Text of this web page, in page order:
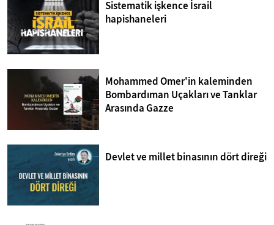
Sistematik işkence İsrail
hapishaneleri
Mohammed Omer'in kaleminden
Bombardıman Uçakları ve Tanklar
Arasında Gazze
Devlet ve millet binasının dört direği